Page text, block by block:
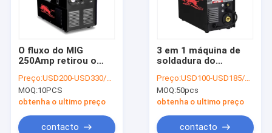
Fale Conosco
Soldador da C.C. da C.A.
Soldador do inversor do MIG
O fluxo do MIG
250Amp retirou o
de soldadura do fio
construída no
alimentador do fio
Preço:USD200-USD330/PC
MOQ:10PCS
obtenha o ultimo preço
contacto
3 em 1 máquina de
soldadura do
Amal do soldador
200P do inversor da
C.C. MIG com rolo do
Preço:USD100-USD185/PC
MOQ:50pcs
obtenha o ultimo preço
contacto